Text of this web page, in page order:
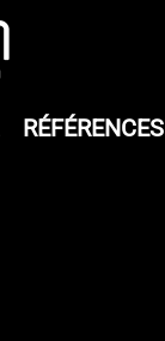
RÉFÉRENCES